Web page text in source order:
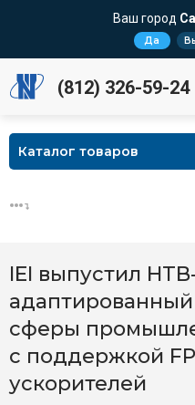
Ваш город
Да
(812) 326-59-24
Каталог товаров
IEI выпустил
сферы
с поддержкой
ускорителей